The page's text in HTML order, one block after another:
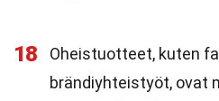
18
Oheistuotteet, kuten
brändiyhteistyöt, ovat